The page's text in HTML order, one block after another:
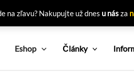
na zľavu? Nakupujte už dnes u násza
Eshop Články